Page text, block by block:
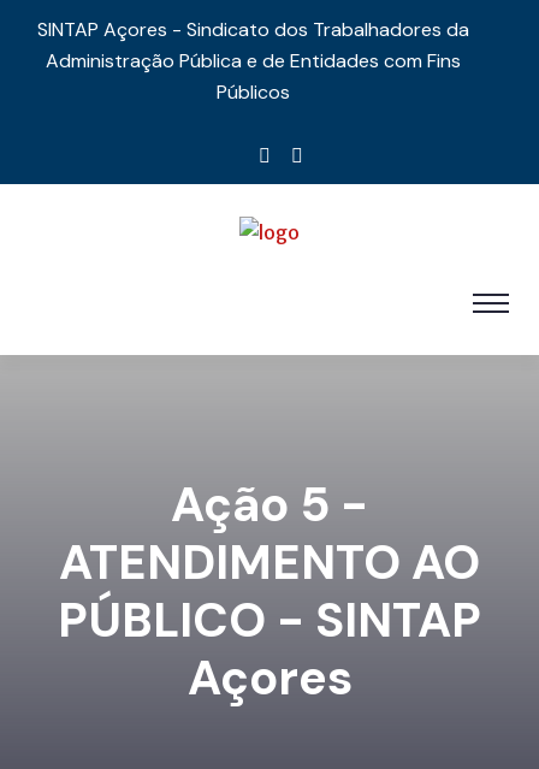
SINTAP Açores - Sindicato dos Trabalhadores da
Administração Pública e de Entidades com Fins
Públicos
Ação 5 -
ATENDIMENTO AO
PÚBLICO - SINTAP
Açores